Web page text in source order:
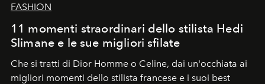
FASHION
11 momenti straordinari dello stilista Hedi
Slimane e le sue migliori sfilate
Che si tratti di Dior Homme o Celine, dai un'occhiata ai
migliori momenti dello stilista francese e i suoi best